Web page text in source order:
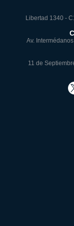
Libertad 1340 -
Av.
11 de